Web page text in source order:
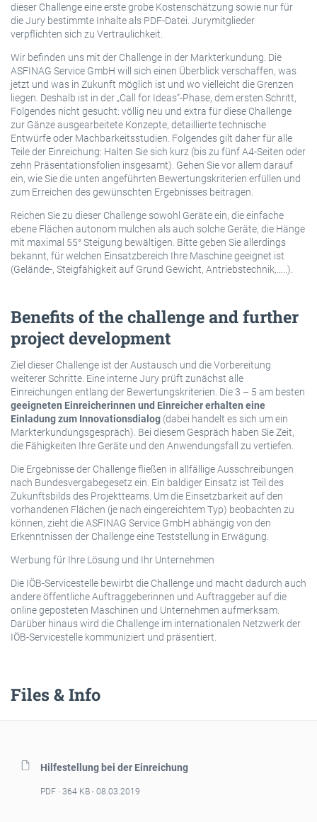
dieser Challenge eine erste grobe Kostenschätzung sowie nur für
die Jury bestimmte Inhalte als PDF-Datei. Jurymitglieder
verpflichten sich zu Vertraulichkeit.
Wir befinden uns mit der Challenge in der Markterkundung. Die
ASFINAG Service GmbH will sich einen Überblick verschaffen, was
jetzt und was in Zukunft möglich ist und wo vielleicht die Grenzen
liegen. Deshalb ist in der „Call for Ideas“-Phase, dem ersten Schritt,
Folgendes nicht gesucht: völlig neu und extra für diese Challenge
zur Gänze ausgearbeitete Konzepte, detaillierte technische
Entwürfe oder Machbarkeitsstudien. Folgendes gilt daher für alle
Teile der Einreichung: Halten Sie sich kurz (bis zu fünf A4-Seiten oder
zehn Präsentationsfolien insgesamt). Gehen Sie vor allem darauf
ein, wie Sie die unten angeführten Bewertungskriterien erfüllen und
zum Erreichen des gewünschten Ergebnisses beitragen.
Reichen Sie zu dieser Challenge sowohl Geräte ein, die einfache
ebene Flächen autonom mulchen als auch solche Geräte, die Hänge
mit maximal 55° Steigung bewältigen. Bitte geben Sie allerdings
bekannt, für welchen Einsatzbereich Ihre Maschine geeignet ist
(Gelände-, Steigfähigkeit auf Grund Gewicht, Antriebstechnik,…..).
Benefits of the challenge and further
project development
Ziel dieser Challenge ist der Austausch und die Vorbereitung
weiterer Schritte. Eine interne Jury prüft zunächst alle
Einreichungen entlang der Bewertungskriterien. Die 3 – 5 am besten
geeigneten Einreicherinnen und Einreicher erhalten eine
Einladung zum Innovationsdialog (dabei handelt es sich um ein
Markterkundungsgespräch). Bei diesem Gespräch haben Sie Zeit,
die Fähigkeiten Ihre Geräte und den Anwendungsfall zu vertiefen.
Die Ergebnisse der Challenge fließen in allfällige Ausschreibungen
nach Bundesvergabegesetz ein. Ein baldiger Einsatz ist Teil des
Zukunftsbilds des Projektteams. Um die Einsetzbarkeit auf den
vorhandenen Flächen (je nach eingereichtem Typ) beobachten zu
können, zieht die ASFINAG Service GmbH abhängig von den
Erkenntnissen der Challenge eine Teststellung in Erwägung.
Werbung für Ihre Lösung und Ihr Unternehmen
Die IÖB-Servicestelle bewirbt die Challenge und macht dadurch auch
andere öffentliche Auftraggeberinnen und Auftraggeber auf die
online geposteten Maschinen und Unternehmen aufmerksam.
Darüber hinaus wird die Challenge im internationalen Netzwerk der
IÖB-Servicestelle kommuniziert und präsentiert.
Files & Info
Hilfestellung bei der Einreichung
PDF 364 KB 08.03.2019